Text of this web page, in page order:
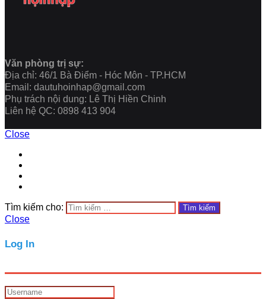
Văn phòng trị sự:
Địa chỉ: 46/1 Bà Điểm - Hóc Môn - TP.HCM
Email: dautuhoinhap@gmail.com
Phụ trách nội dung: Lê Thị Hiền Chinh
Liên hệ QC: 0898 413 904
Close
Tìm kiếm cho:
Close
Log In